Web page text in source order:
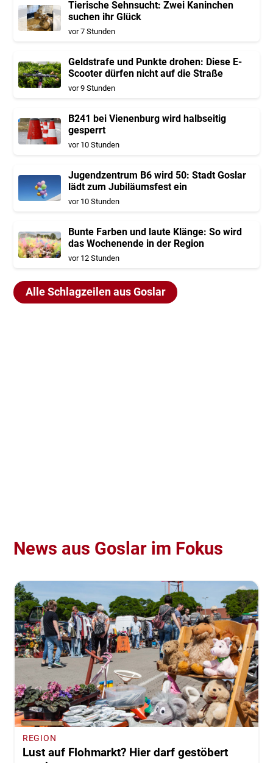
Tierische Sehnsucht: Zwei Kaninchen
suchen ihr Glück
vor 7 Stunden
Geldstrafe und Punkte drohen: Diese E-
Scooter dürfen nicht auf die Straße
vor 9 Stunden
B241 bei Vienenburg wird halbseitig
gesperrt
vor 10 Stunden
Jugendzentrum B6 wird 50: Stadt Goslar
lädt zum Jubiläumsfest ein
vor 10 Stunden
Bunte Farben und laute Klänge: So wird
das Wochenende in der Region
vor 12 Stunden
Alle Schlagzeilen aus Goslar
News aus Goslar im Fokus
REGION
Lust auf Flohmarkt? Hier darf gestöbert